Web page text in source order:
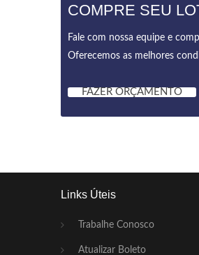
COMPRE SEU
Fale com nossa equipe e
Oferecemos as melhores
FAZER ORÇAMENTO
Links Úteis
Trabalhe Conosco
Atualizar Boleto